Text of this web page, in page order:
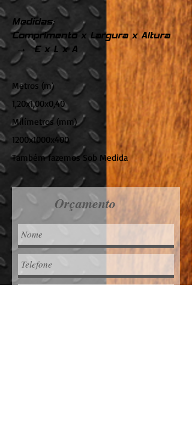
Medidas:
Comprimento x Largura x Altura
→ C x L x A
Metros (m)
1,20x1,00x0,40
Milímetros (mm)
1200x1000x400
Também fazemos Sob Medida
Orçamento